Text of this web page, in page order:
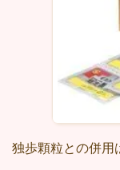
独歩顆粒との併用